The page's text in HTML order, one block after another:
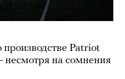
Patriot
на сомнения